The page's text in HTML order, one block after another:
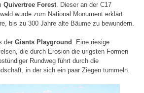
Quivertree Forest . Dieser an der C17
wurde zum National Monument erklärt.
bis zu 300 Jahre alte Bäume zu bewundern.
der Giants Playground
. Eine riesige
die durch Erosion die urigsten Formen
Rundweg führt durch die
in der sich ein paar Ziegen tummeln.